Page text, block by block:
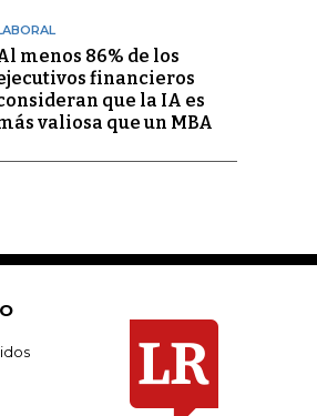
menos 86% de los
financieros
que la IA es
valiosa que un MBA